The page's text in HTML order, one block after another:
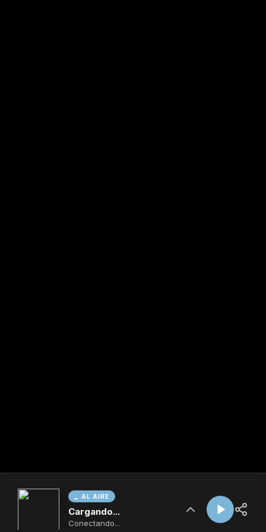
AL AIRE
Cargando...
Conectando...